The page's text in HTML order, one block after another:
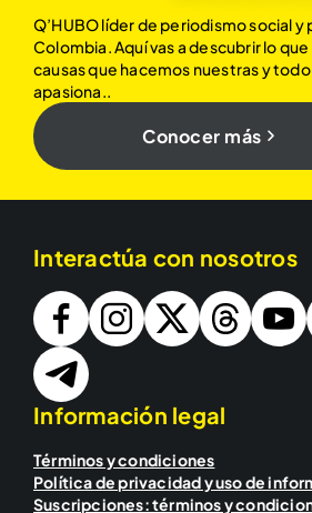
Q’HUBO líder de periodismo social y
Colombia. Aquí vas a descubrir lo
causas que hacemos nuestras y
apasiona..
Conocer más
Interactúa con nosotros
Información legal
Términos y condiciones
Política de privacidad y uso de
Suscripciones: términos y